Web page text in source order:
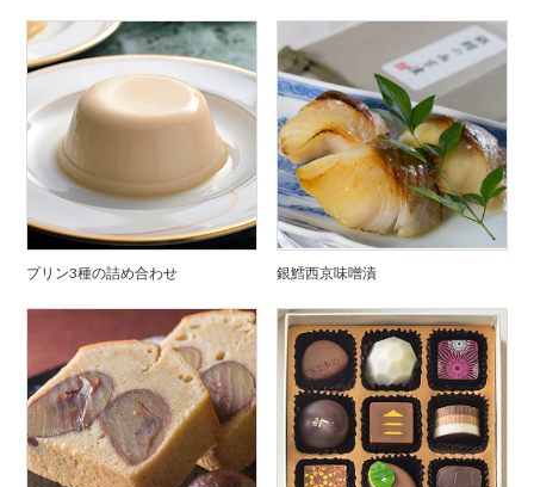
プリン3種の詰め合わせ 銀鱈西京味噌漬